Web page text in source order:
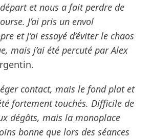
et nous a fait perdre de
J’ai pris un envol
et j’ai essayé d’éviter le chaos
mais j’ai été percuté par Alex
contact, mais le fond plat et
fortement touchés. Difficile de
dégâts, mais la monoplace
bonne que lors des séances